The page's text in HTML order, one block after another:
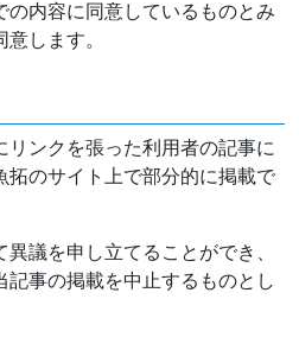
の内容に同意しているものとみ
します。
ンクを張った利用者の記事に
拓のサイト上で部分的に掲載で
議を申し立てることができ、
記事の掲載を中止するものとし